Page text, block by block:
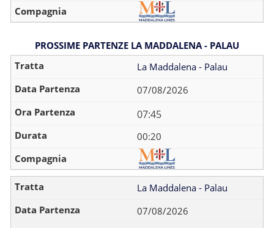
PROSSIME PARTENZE LA MADDALENA - PALAU
La Maddalena - Palau
07/08/2026
07:45
00:20
La Maddalena - Palau
07/08/2026